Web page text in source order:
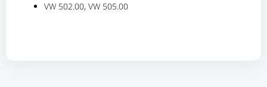
VW 502.00, VW 505.00